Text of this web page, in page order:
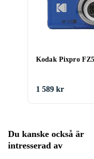
Kodak Pixpro
1 589 kr
Du kanske också är
intresserad av